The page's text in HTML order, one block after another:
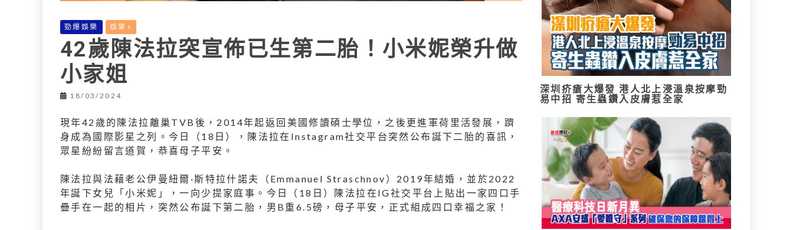
勁爆娛樂 娛樂+
42歲陳法拉突宣佈已生第二胎！小米妮榮升做
小家姐
18/03/2024
現年42歲的陳法拉離巢TVB後，2014年起返回美國修讀碩士學位，之後更進軍荷里活發展，躋
身成為國際影星之列。今日（18日），陳法拉在Instagram社交平台突然公布誕下二胎的喜訊，
眾星紛紛留言道賀，恭喜母子平安。
陳法拉與法藉老公伊曼紐爾·斯特拉什諾夫（Emmanuel Straschnov）2019年結婚，並於2022
年誕下女兒「小米妮」，一向少提家庭事。今日（18日）陳法拉在IG社交平台上貼出一家四口手
疊手在一起的相片，突然公布誕下第二胎，男B重6.5磅，母子平安，正式組成四口幸福之家！
深圳疥瘡大爆發 港人北上浸溫泉按摩勁
易中招 寄生蟲鑽入皮膚惹全家